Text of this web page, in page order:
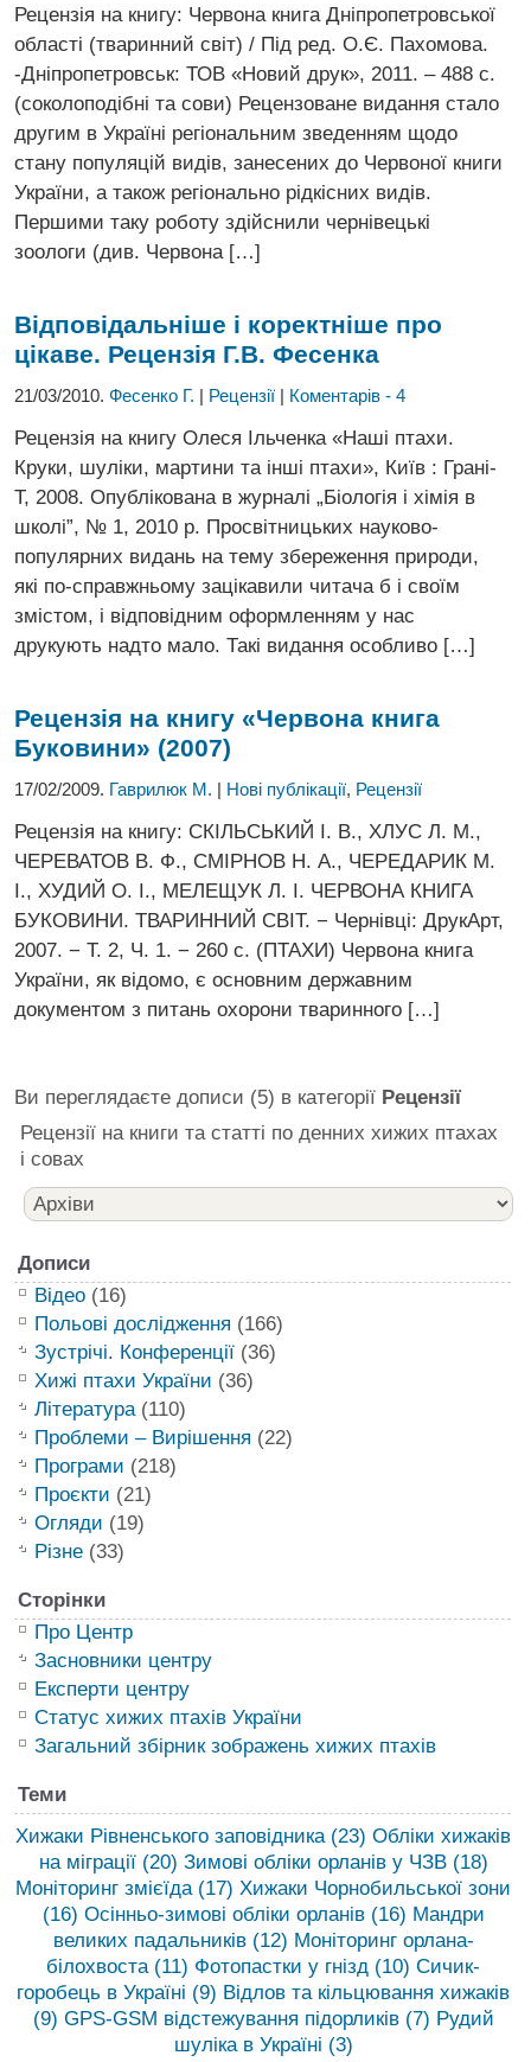
Рецензія на книгу: Червона книга Дніпропетровської
області (тваринний світ) / Під ред. О.Є. Пахомова.
-Дніпропетровськ: ТОВ «Новий друк», 2011. – 488 с.
(соколоподібні та сови) Рецензоване видання стало
другим в Україні регіональним зведенням щодо
стану популяцій видів, занесених до Червоної книги
України, а також регіонально рідкісних видів.
Першими таку роботу здійснили чернівецькі
зоологи (див. Червона […]
Відповідальніше і коректніше про
цікаве. Рецензія Г.В. Фесенка
21/03/2010. Фесенко Г. | Рецензії | Коментарів - 4
Рецензія на книгу Олеся Ільченка «Наші птахи.
Круки, шуліки, мартини та інші птахи», Київ : Грані-
Т, 2008. Опублікована в журналі „Біологія і хімія в
школі”, № 1, 2010 р. Просвітницьких науково-
популярних видань на тему збереження природи,
які по-справжньому зацікавили читача б і своїм
змістом, і відповідним оформленням у нас
друкують надто мало. Такі видання особливо […]
Рецензія на книгу «Червона книга
Буковини» (2007)
17/02/2009. Гаврилюк М. | Нові публікації, Рецензії
Рецензія на книгу: СКІЛЬСЬКИЙ І. В., ХЛУС Л. М.,
ЧЕРЕВАТОВ В. Ф., СМІРНОВ Н. А., ЧЕРЕДАРИК М.
І., ХУДИЙ О. І., МЕЛЕЩУК Л. І. ЧЕРВОНА КНИГА
БУКОВИНИ. ТВАРИННИЙ СВІТ. − Чернівці: ДрукАрт,
2007. − Т. 2, Ч. 1. − 260 c. (ПТАХИ) Червона книга
України, як відомо, є основним державним
документом з питань охорони тваринного […]
Ви переглядаєте дописи (5) в категорії Рецензії
Рецензії на книги та статті по денних хижих птахах
і совах
Дописи
Відео(16)
Польові дослідження (166)
Зустрічі. Конференції(36)
Хижі птахи України (36)
Література(110)
Проблеми – Вирішення (22)
Програми (218)
Проєкти (21)
Огляди (19)
Різне(33)
Сторінки
Про Центр
Засновники центру
Експерти центру
Статус хижих птахів України
Загальний збірник зображень хижих птахів
Теми
Хижаки Рівненського заповідника(23) Обліки хижаків
на міграції(20) Зимові обліки орланів у ЧЗВ(18)
Моніторинг змієїда(17) Хижаки Чорнобильської зони
(16) Осінньо-зимові обліки орланів(16) Мандри
великих падальників(12) Моніторинг орлана-
білохвоста(11) Фотопастки у гнізд (10) Сичик-
горобець в Україні (9) Відлов та кільцювання хижаків
(9) GPS-GSM відстежування підорликів(7) Рудий
шуліка в Україні (3)